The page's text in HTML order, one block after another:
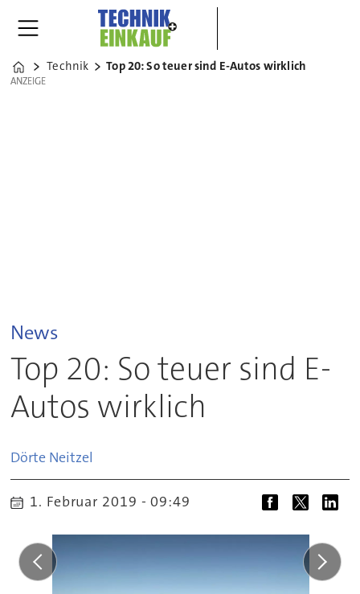
Home
Technik Top 20: So teuer sind E-Autos wirklich
ANZEIGE
ANZEIGE
News
Top 20: So teuer sind E-
Autos wirklich
Dörte Neitzel
1. Februar 2019 - 09:49